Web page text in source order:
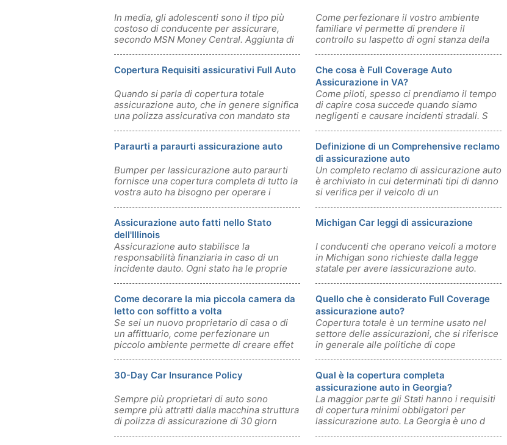
In media, gli adolescenti sono il tipo più
costoso di conducente per assicurare,
secondo MSN Money Central. Aggiunta di
Come perfezionare il vostro ambiente
familiare vi permette di prendere il
controllo su laspetto di ogni stanza della
Copertura Requisiti assicurativi Full Auto
Quando si parla di copertura totale
assicurazione auto, che in genere significa
una polizza assicurativa con mandato sta
Che cosa è Full Coverage Auto
Assicurazione in VA?
Come piloti, spesso ci prendiamo il tempo
di capire cosa succede quando siamo
negligenti e causare incidenti stradali. S
Paraurti a paraurti assicurazione auto
Bumper per lassicurazione auto paraurti
fornisce una copertura completa di tutto la
vostra auto ha bisogno per operare i
Definizione di un Comprehensive reclamo
di assicurazione auto
Un completo reclamo di assicurazione auto
è archiviato in cui determinati tipi di danno
si verifica per il veicolo di un
Assicurazione auto fatti nello Stato
dell'Illinois
Assicurazione auto stabilisce la
responsabilità finanziaria in caso di un
incidente dauto. Ogni stato ha le proprie
Michigan Car leggi di assicurazione
I conducenti che operano veicoli a motore
in Michigan sono richieste dalla legge
statale per avere lassicurazione auto.
Come decorare la mia piccola camera da
letto con soffitto a volta
Se sei un nuovo proprietario di casa o di
un affittuario, come perfezionare un
piccolo ambiente permette di creare effet
Quello che è considerato Full Coverage
assicurazione auto?
Copertura totale è un termine usato nel
settore delle assicurazioni, che si riferisce
in generale alle politiche di cope
30-Day Car Insurance Policy
Sempre più proprietari di auto sono
sempre più attratti dalla macchina struttura
di polizza di assicurazione di 30 giorn
Qual è la copertura completa
assicurazione auto in Georgia?
La maggior parte gli Stati hanno i requisiti
di copertura minimi obbligatori per
lassicurazione auto. La Georgia è uno d